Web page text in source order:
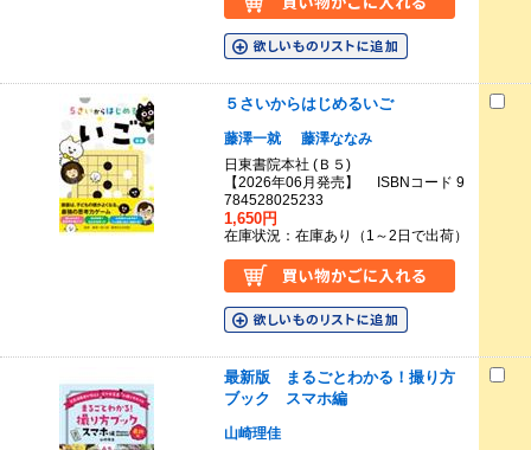
５さいからはじめるいご
藤澤一就
藤澤ななみ
日東書院本社 (Ｂ５)
【2026年06月発売】 ISBNコード 9
784528025233
1,650円
在庫状況：在庫あり（1～2日で出荷）
最新版 まるごとわかる！撮り方
ブック スマホ編
山崎理佳